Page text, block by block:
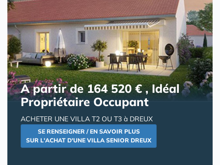
A partir de 164 520 € , Idéal
Propriétaire Occupant
ACHETER UNE VILLA T2 OU T3 à DREUX
SE RENSEIGNER / EN SAVOIR PLUS
SUR L'ACHAT D'UNE VILLA SENIOR DREUX